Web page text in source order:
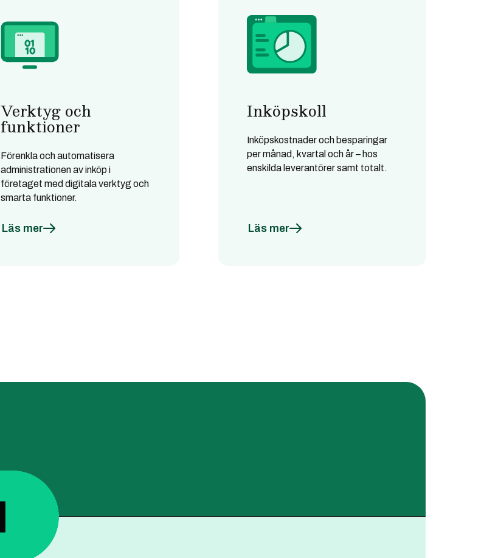
Verktyg och
funktioner
Förenkla och automatisera
administrationen av inköp i
företaget med digitala verktyg och
smarta funktioner.
Läs mer
Inköpskoll
Inköpskostnader och besparingar
per månad, kvartal och år – hos
enskilda leverantörer samt totalt.
Läs mer